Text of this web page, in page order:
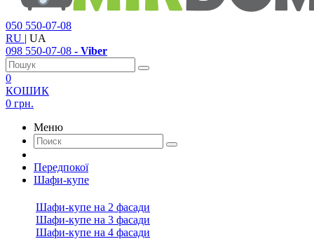
050 550-07-08
RU | UA
098 550-07-08 - Viber
0
КОШИК
0 грн.
Меню
Передпокої
Шафи-купе
Шафи-купе на 2 фасади
Шафи-купе на 3 фасади
Шафи-купе на 4 фасади